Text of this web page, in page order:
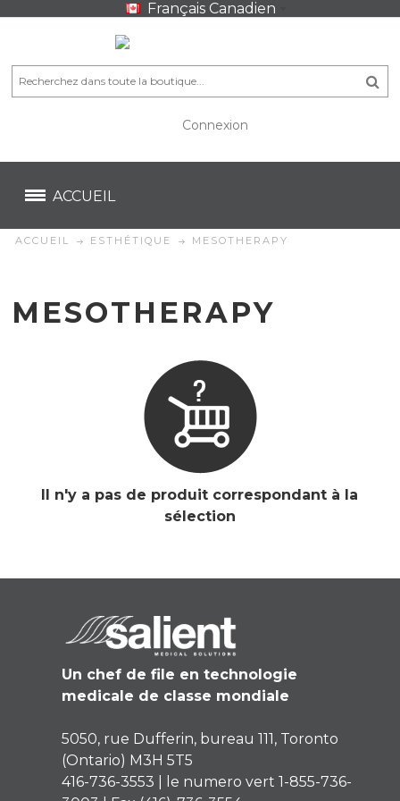
Français Canadien
Connexion
ACCUEIL
ACCUEIL ESTHÉTIQUE MESOTHERAPY
MESOTHERAPY
Il n'y a pas de produit correspondant à la
sélection
Un chef de file en technologie
medicale de classe mondiale
5050, rue Dufferin, bureau 111, Toronto
(Ontario) M3H 5T5
416-736-3553 | le numero vert 1-855-736-